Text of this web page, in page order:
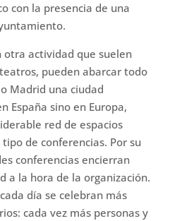
con la presencia de una
otra actividad que suelen
pueden abarcar todo
Madrid una ciudad
España sino en Europa,
red de espacios
de conferencias. Por su
conferencias encierran
a la hora de la organización.
día se celebran más
cada vez más personas y